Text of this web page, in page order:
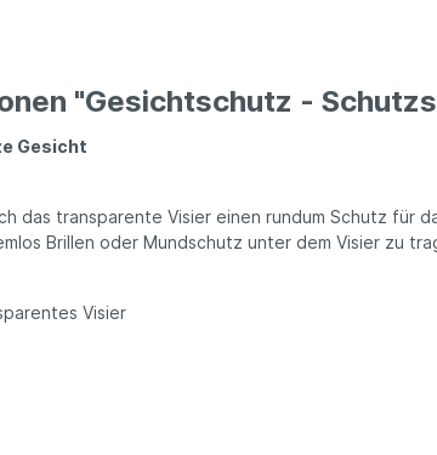
"Gesichtschutz -
Gesicht
das transparente Visier einen rundum Schutz für
Brillen oder Mundschutz unter dem Visier zu
Visier